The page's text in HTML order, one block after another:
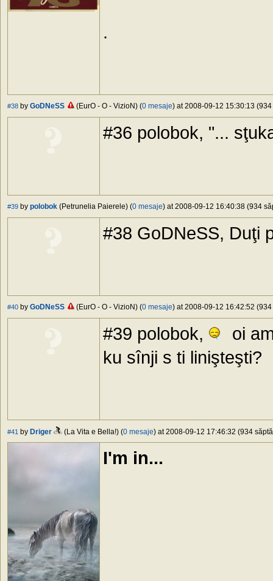
.
#38 by GoDNeSS (EurO - O - VizioN) (0 mesaje) at 2008-09-12 15:30:13
#36 polobok, "...
#39 by polobok (Petrunelia Paierele) (0 mesaje) at 2008-09-12 16:40:38 (934
#38 GoDNeSS, Duţi
#40 by GoDNeSS (EurO - O - VizioN) (0 mesaje) at 2008-09-12 16:42:52
#39 polobok,
oi
ku sînji s ti linişteşti?
#41 by Driger (La Vita e Bella!) (0 mesaje) at 2008-09-12 17:46:32 (934
I'm in...